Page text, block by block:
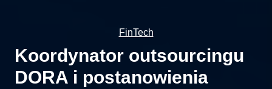
FinTech
Koordynator outsourcingu
DORA i postanowienia